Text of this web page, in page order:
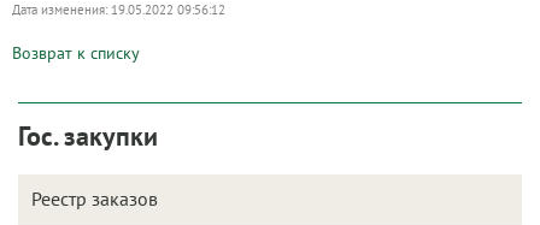
Дата изменения: 19.05.2022 09:56:12
Возврат к списку
Гос. закупки
Реестр заказов